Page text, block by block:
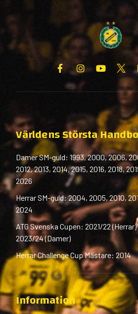
Världens Största
Damer SM-guld: 1993, 2000, 2006,
2012, 2013, 2014, 2015, 2016, 2018,
2026
Herrar SM-guld: 2004, 2005, 2010,
2024
ATG Svenska Cupen: 2021/22
2023/24 (Damer)
Herrar Challenge Cup Mästare: 2014
Information